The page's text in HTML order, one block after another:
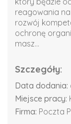
reagowania
rozwój
ochronę
masz...
Szczegóły:
Data dodania:
Miejsce pracy:
Firma: Poczta